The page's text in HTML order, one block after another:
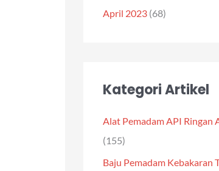
April 2023 (68)
Kategori Artikel
Alat Pemadam API Ringan
(155)
Baju Pemadam Kebakaran